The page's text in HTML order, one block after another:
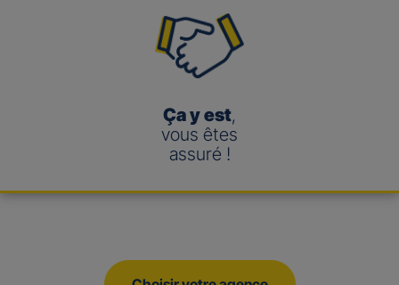
Ça y est,
vous êtes
assuré !